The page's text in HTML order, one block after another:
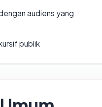
audiens yang
publik